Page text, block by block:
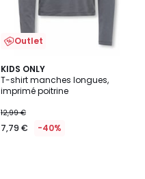
Outlet
KIDS ONLY
T-shirt manches longues,
imprimé poitrine
12,99 €
7,79 € -40%